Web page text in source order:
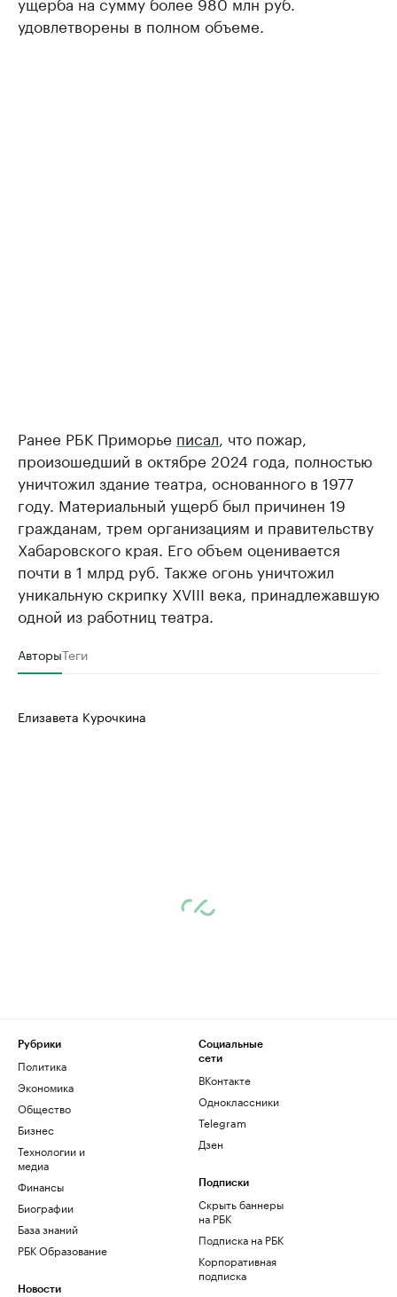
удовлетворены в полном объеме.
Ранее РБК Приморье писал , что пожар,
произошедший в октябре 2024 года, полностью
уничтожил здание театра, основанного в 1977
году. Материальный ущерб был причинен 19
гражданам, трем организациям и правительству
Хабаровского края. Его объем оценивается
почти в 1 млрд руб. Также огонь уничтожил
уникальную скрипку XVIII века, принадлежавшую
одной из работниц театра.
АвторыТеги
Елизавета Курочкина
Рубрики
Политика
Экономика
Общество
Бизнес
Технологии и
медиа
Финансы
Биографии
База знаний
РБК Образование
Новости
Социальные
сети
ВКонтакте
Одноклассники
Telegram
Дзен
Подписки
Скрыть баннеры
на РБК
Подписка на РБК
Корпоративная
подписка